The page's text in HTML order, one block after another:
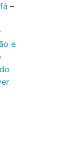
–
e